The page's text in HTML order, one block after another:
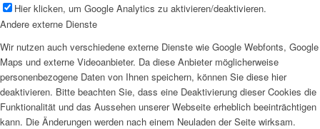
Hier klicken, um Google Analytics zu aktivieren/deaktivieren.
Andere externe Dienste
Wir nutzen auch verschiedene externe Dienste wie Google Webfonts, Google
Maps und externe Videoanbieter. Da diese Anbieter möglicherweise
personenbezogene Daten von Ihnen speichern, können Sie diese hier
deaktivieren. Bitte beachten Sie, dass eine Deaktivierung dieser Cookies die
Funktionalität und das Aussehen unserer Webseite erheblich beeinträchtigen
kann. Die Änderungen werden nach einem Neuladen der Seite wirksam.